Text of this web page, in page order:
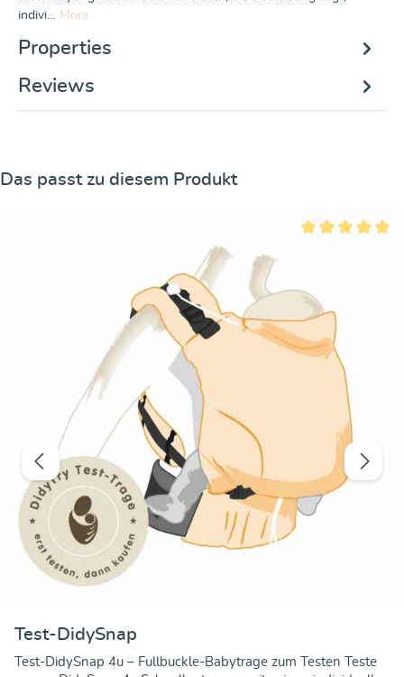
indivi… More
Properties
Reviews
Skip product gallery
Das passt zu diesem Produkt
Test-DidySnap
Test-DidySnap 4u – Fullbuckle-Babytrage zum Testen Teste